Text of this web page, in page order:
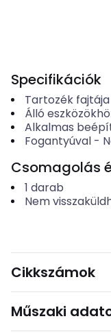
Specifikációk
Tartozék fajtája
Álló
Alkalmas
Fogantyúval-
Csomagolás
1 darab
Nem
Cikkszámok
Műszaki